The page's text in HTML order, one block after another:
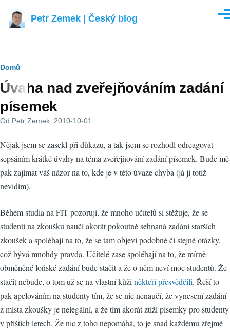
Petr Zemek | Český blog
Drobečková
navigace
Domů
Úvaha nad zveřejňováním zadání
písemek
Od Petr Zemek , 2010-10-01
Nějak jsem se zasekl při důkazu, a tak jsem se rozhodl odreagovat
sepsáním krátké úvahy na téma zveřejňování zadání písemek. Bude mě
pak zajímat váš názor na to, kde je v této úvaze chyba (já ji totiž
nevidím).
Během studia na FIT pozoruji, že mnoho učitelů si stěžuje, že se
studenti na zkoušku naučí akorát pokoutně sehnaná zadání starších
zkoušek a spoléhají na to, že se tam objeví podobné či stejné otázky,
což bývá mnohdy pravda. Učitelé zase spoléhají na to, že mírně
obměněné loňské zadání bude stačit a že o něm neví moc studentů. Že
stačit nebude, o tom už se na vlastní kůži někteří přesvědčili. Řeší to
pak apelováním na studenty tím, že se nic nenaučí, že vynesení zadání
z místa zkoušky je nelegální, a že tím akorát ztíží písemky pro studenty
v příštích letech. Že nic z toho nepomáhá, to je snad každému zřejmé